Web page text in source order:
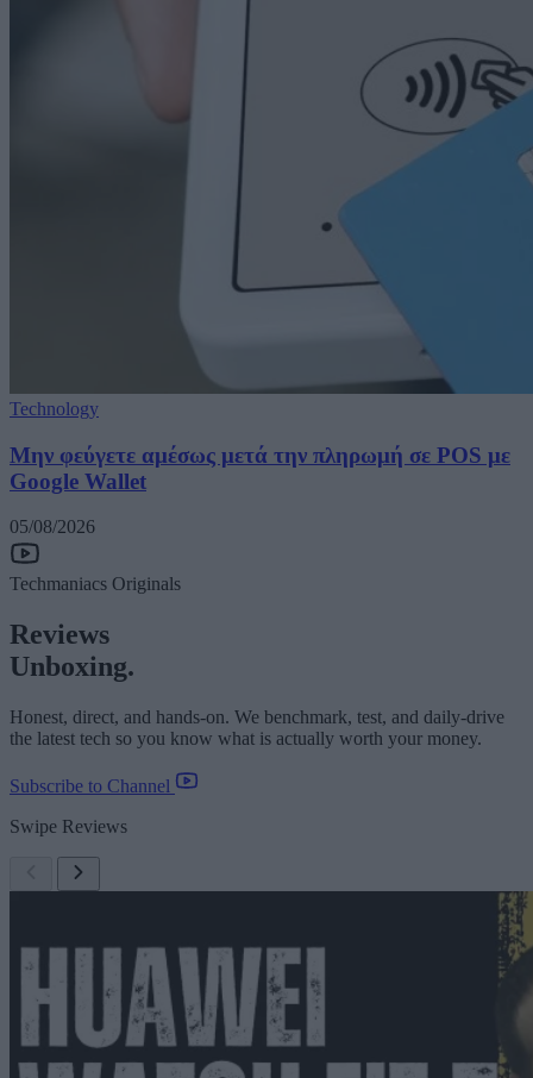
Technology
Μην φεύγετε αμέσως μετά την πληρωμή σε POS με
Google Wallet
05/08/2026
Techmaniacs Originals
Reviews
Unboxing.
Honest, direct, and hands-on. We benchmark, test, and daily-drive
the latest tech so you know what is actually worth your money.
Subscribe to Channel
Swipe Reviews